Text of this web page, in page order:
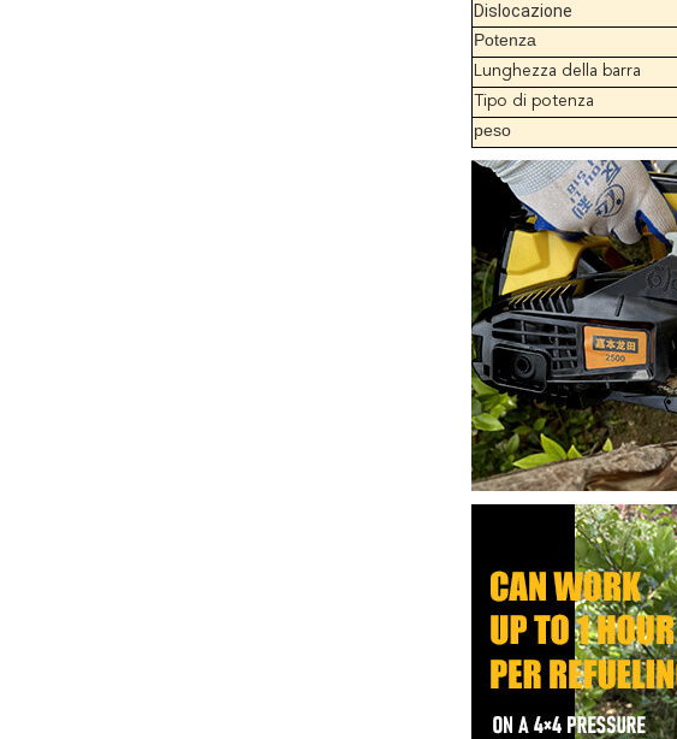
Dislocazione
Potenza
Lunghezza della barra
Tipo di potenza
peso